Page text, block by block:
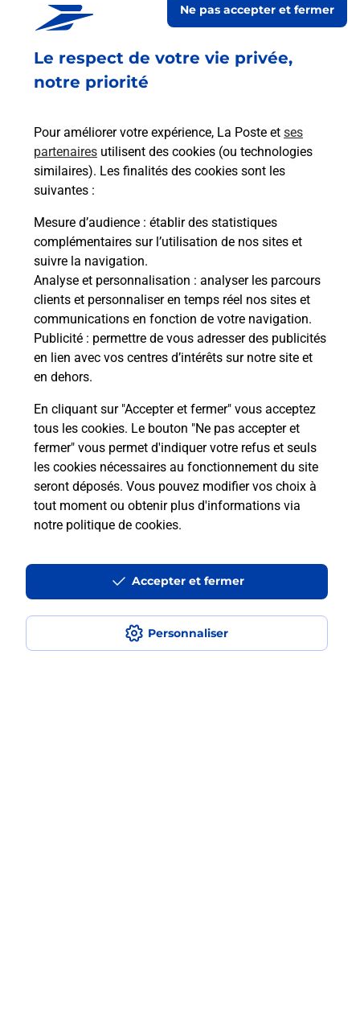
Le respect de votre vie privée,
notre priorité
Pour améliorer votre expérience, La Poste et ses
partenaires utilisent des cookies (ou technologies
similaires). Les finalités des cookies sont les
suivantes :
Mesure d’audience : établir des statistiques
complémentaires sur l’utilisation de nos sites et
suivre la navigation.
Analyse et personnalisation : analyser les parcours
clients et personnaliser en temps réel nos sites et
communications en fonction de votre navigation.
Publicité : permettre de vous adresser des publicités
en lien avec vos centres d’intérêts sur notre site et
en dehors.
En cliquant sur "Accepter et fermer" vous acceptez
tous les cookies. Le bouton "Ne pas accepter et
fermer" vous permet d'indiquer votre refus et seuls
les cookies nécessaires au fonctionnement du site
seront déposés. Vous pouvez modifier vos choix à
tout moment ou obtenir plus d'informations via
notre politique de cookies.
Personnaliser
Ne pas accepter et fermer
Accepter et fermer
Malin !
La Poste
en ligne
Ouvert 24h/24
En savoir plus
Recherchez un autre point de contact
Questions fréquemment posées
Quel réseau utilise La Poste Mobile ?
Est-ce que je peux garder mon
numéro de mobile gratuitement ?
Est-ce que je peux bénéficier de la 5G
avec La Poste Mobile ?
à l’étranger avec La Poste Mobile ?
Est-ce que je peux payer mon
smartphone Samsung en plusieurs
fois avec La Poste Mobile ?